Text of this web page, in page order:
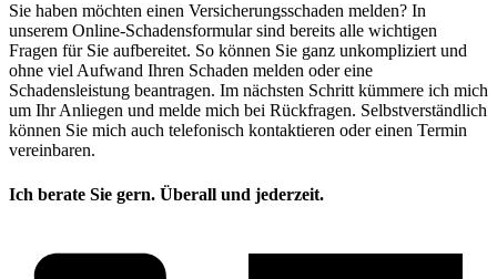
Sie haben möchten einen Versicherungsschaden melden? In
unserem Online-Schadensformular sind bereits alle wichtigen
Fragen für Sie aufbereitet. So können Sie ganz unkompliziert und
ohne viel Aufwand Ihren Schaden melden oder eine
Schadensleistung beantragen. Im nächsten Schritt kümmere ich mich
um Ihr Anliegen und melde mich bei Rückfragen. Selbstverständlich
können Sie mich auch telefonisch kontaktieren oder einen Termin
vereinbaren.
Ich berate Sie gern. Überall und jederzeit.